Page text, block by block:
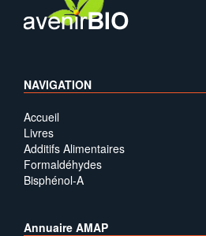
NAVIGATION
Accueil
Livres
Additifs Alimentaires
Formaldéhydes
Bisphénol-A
Annuaire AMAP